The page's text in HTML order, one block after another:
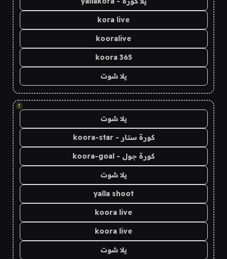
kora live
kooralive
koora 365
يلا شوت
!
يلا شوت
كورة ستار - koora-star
كورة جول - koora-goal
يلا شوت
yalla shoot
koora live
koora live
يلا شوت